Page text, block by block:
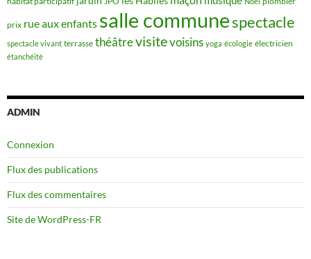
prix rue aux enfants salle communespectacle
spectacle vivant terrasse théâtrevisitevoisins yoga écologie électricien
étanchéité
ADMIN
Connexion
Flux des publications
Flux des commentaires
Site de WordPress-FR